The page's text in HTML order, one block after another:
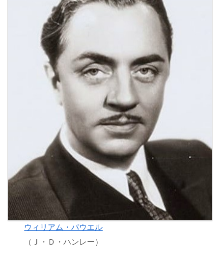
ウィリアム・パウエル
（Ｊ・Ｄ・ハンレー）